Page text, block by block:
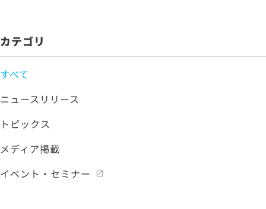
カテゴリ
すべて
ニュースリリース
トピックス
メディア掲載
イベント・セミナー